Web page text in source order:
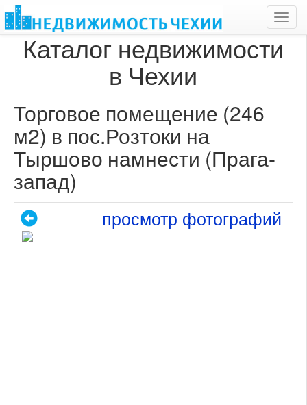
Каталог недвижимости
в Чехии
Торговое помещение (246
м2) в пос.Розтоки на
Тыршово намнести (Прага-
запад)
просмотр фотографий